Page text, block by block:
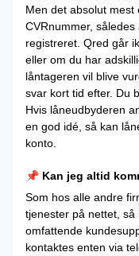
Men det absolut
CVRnummer,
registreret. Qred går
eller om du har
låntageren vil blive
svar kort tid efter. Du
Hvis låneudbyderen
en god idé, så kan
konto.
📌 Kan jeg altid
Som hos alle andre
tjenester på nettet,
omfattende
kontaktes enten via